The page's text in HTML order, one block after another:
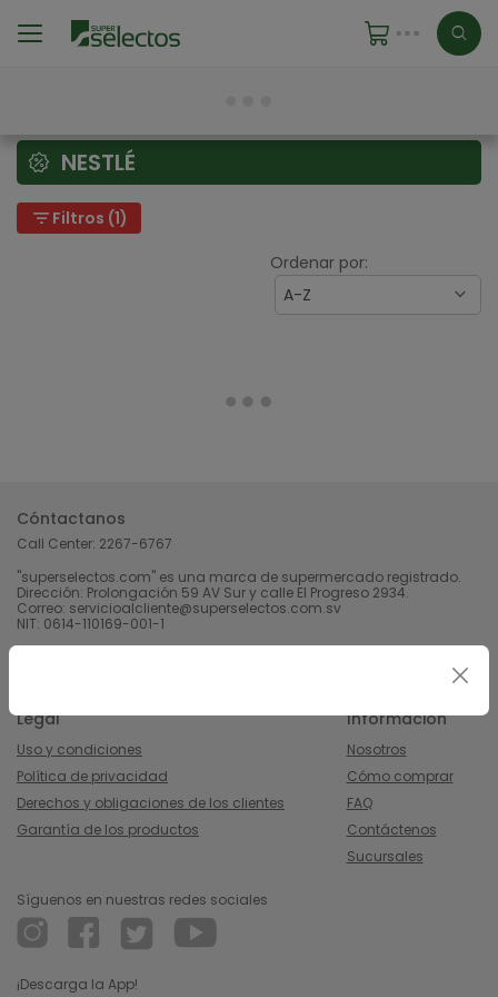
NESTLÉ
filter_list Filtros (1)
Ordenar por:
A-Z
Cóntactanos
Call Center: 2267-6767
"superselectos.com" es una marca de supermercado registrado.
Dirección: Prolongación 59 AV Sur y calle El Progreso 2934.
Correo: servicioalcliente@superselectos.com.sv
NIT: 0614-110169-001-1
Legal
Uso y condiciones
Política de privacidad
Derechos y obligaciones de los clientes
Garantía de los productos
Información
Nosotros
Cómo comprar
FAQ
Contáctenos
Sucursales
Síguenos en nuestras redes sociales
¡Descarga la App!